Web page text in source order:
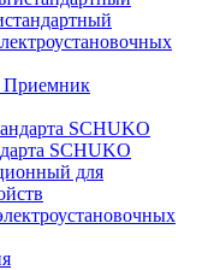
Приемник
SCHUKO
для